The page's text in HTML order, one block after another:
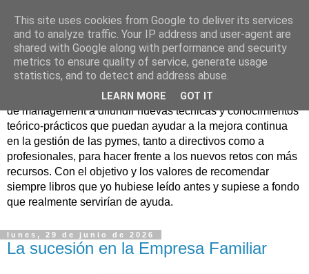
Nuevo Viernes - Nuevo
Libro
Nace con la misión de ayudar mediante la lectura de libros
de management a difundir nuevas técnicas y conocimientos
teórico-prácticos que puedan ayudar a la mejora continua
en la gestión de las pymes, tanto a directivos como a
profesionales, para hacer frente a los nuevos retos con más
recursos. Con el objetivo y los valores de recomendar
siempre libros que yo hubiese leído antes y supiese a fondo
que realmente servirían de ayuda.
lunes, 29 de junio de 2026
La sucesión en la Empresa Familiar
This site uses cookies from Google to deliver its services
and to analyze traffic. Your IP address and user-agent are
shared with Google along with performance and security
metrics to ensure quality of service, generate usage
statistics, and to detect and address abuse.
LEARN MORE GOT IT